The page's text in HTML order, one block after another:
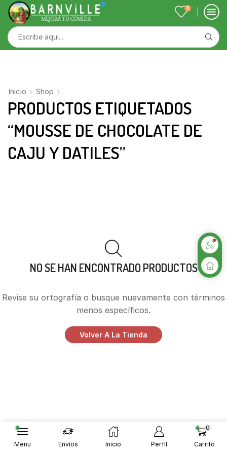
0
Inicio Shop
PRODUCTOS ETIQUETADOS
“MOUSSE DE CHOCOLATE DE
CAJU Y DATILES”
NO SE HAN ENCONTRADO PRODUCTOS
Revise su ortografía o busque nuevamente con términos
menos específicos.
Volver A La Tienda
Menu Envíos Inicio Perfil
0
Carrito